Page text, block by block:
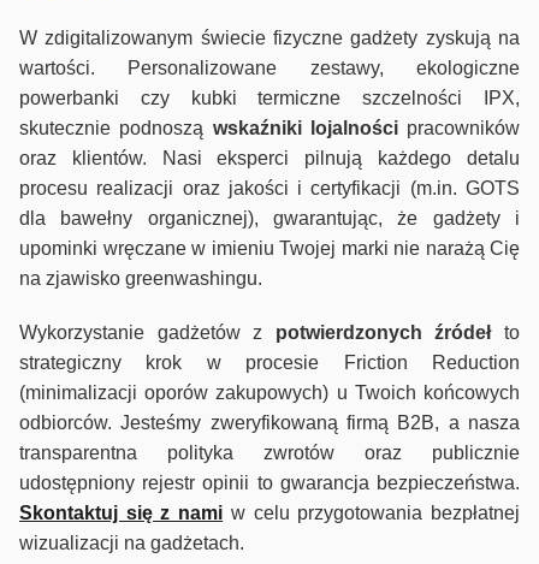
W zdigitalizowanym świecie fizyczne gadżety zyskują na
wartości. Personalizowane zestawy, ekologiczne
powerbanki czy kubki termiczne szczelności IPX,
skutecznie podnoszą wskaźniki lojalnościpracowników
oraz klientów. Nasi eksperci pilnują każdego detalu
procesu realizacji oraz jakości i certyfikacji (m.in. GOTS
dla bawełny organicznej), gwarantując, że gadżety i
upominki wręczane w imieniu Twojej marki nie narażą Cię
na zjawisko greenwashingu.
Wykorzystanie gadżetów z potwierdzonych źródełto
strategiczny krok w procesie Friction Reduction
(minimalizacji oporów zakupowych) u Twoich końcowych
odbiorców. Jesteśmy zweryfikowaną firmą B2B, a nasza
transparentna polityka zwrotów oraz publicznie
udostępniony rejestr opinii to gwarancja bezpieczeństwa.
Skontaktuj się z nami w celu przygotowania bezpłatnej
wizualizacji na gadżetach.